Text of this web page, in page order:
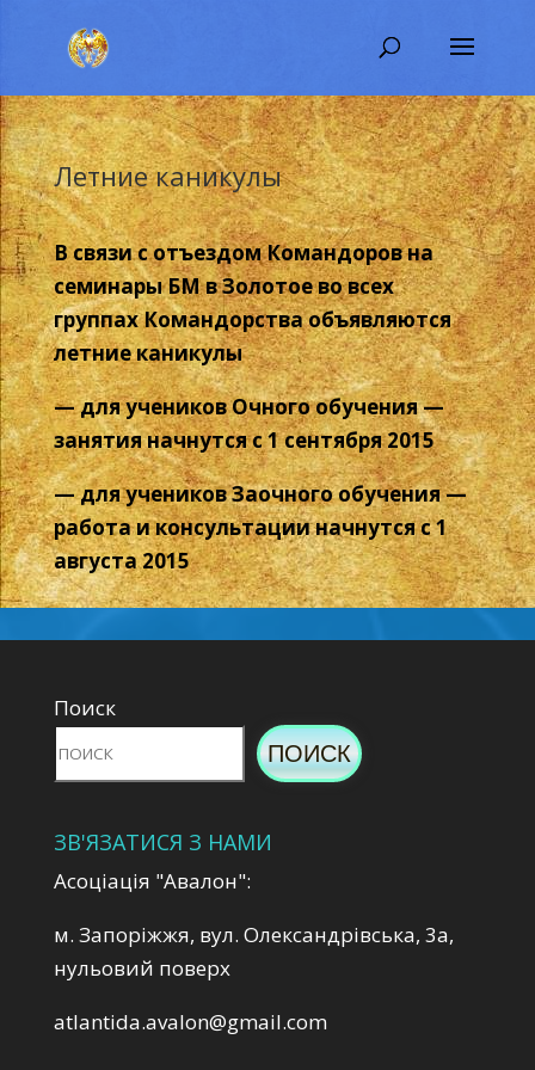
Летние каникулы
В связи с отъездом Командоров на
семинары БМ в Золотое во всех
группах Командорства объявляются
летние каникулы
— для учеников Очного обучения —
занятия начнутся с 1 сентября 2015
— для учеников Заочного обучения —
работа и консультации начнутся с 1
августа 2015
Поиск
ПОИСК
ЗВ'ЯЗАТИСЯ З НАМИ
Асоціація "Авалон":
м. Запоріжжя, вул. Олександрівська, 3а,
нульовий поверх
atlantida.avalon@gmail.com